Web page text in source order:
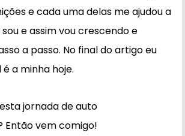
e cada uma delas me ajudou a
e assim vou crescendo e
a passo. No final do artigo eu
a minha hoje.
jornada de auto
Então vem comigo!